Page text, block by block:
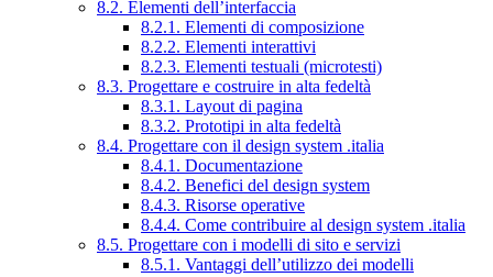
8.2. Elementi dell’interfaccia
8.2.1. Elementi di composizione
8.2.2. Elementi interattivi
8.2.3. Elementi testuali (microtesti)
8.3. Progettare e costruire in alta fedeltà
8.3.1. Layout di pagina
8.3.2. Prototipi in alta fedeltà
8.4. Progettare con il design system .italia
8.4.1. Documentazione
8.4.2. Benefici del design system
8.4.3. Risorse operative
8.4.4. Come contribuire al design system .italia
8.5. Progettare con i modelli di sito e servizi
8.5.1. Vantaggi dell’utilizzo dei modelli